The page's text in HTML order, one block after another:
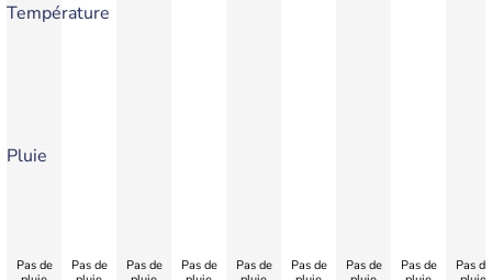
Température
Pluie
Pas de
Pas de
Pas de
Pas de
Pas de
Pas de
Pas de
Pas de
Pas de